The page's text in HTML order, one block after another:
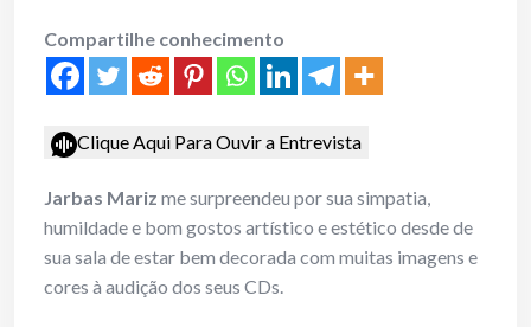
Compartilhe conhecimento
Clique Aqui Para Ouvir a Entrevista
Jarbas Mariz me surpreendeu por sua simpatia,
humildade e bom gostos artístico e estético desde de
sua sala de estar bem decorada com muitas imagens e
cores à audição dos seus CDs.